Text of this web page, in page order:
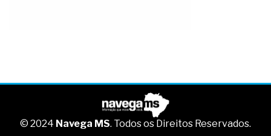
© 2024 Navega MS. Todos os Direitos Reservados.